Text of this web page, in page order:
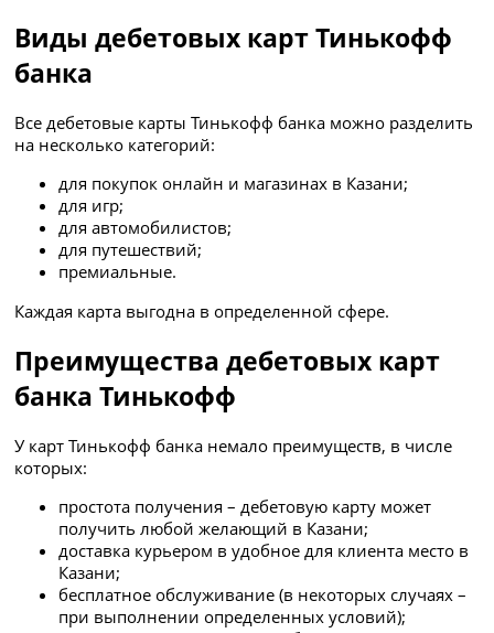
Виды дебетовых карт Тинькофф
банка
Все дебетовые карты Тинькофф банка можно разделить
на несколько категорий:
для покупок онлайн и магазинах в Казани;
для игр;
для автомобилистов;
для путешествий;
премиальные.
Каждая карта выгодна в определенной сфере.
Преимущества дебетовых карт
банка Тинькофф
У карт Тинькофф банка немало преимуществ, в числе
которых:
простота получения – дебетовую карту может
получить любой желающий в Казани;
доставка курьером в удобное для клиента место в
Казани;
бесплатное обслуживание (в некоторых случаях –
при выполнении определенных условий);